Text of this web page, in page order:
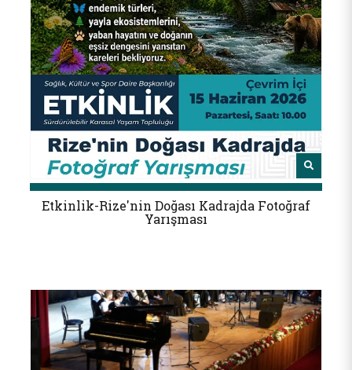
Etkinlik-Rize'nin Doğası Kadrajda Fotoğraf
Yarışması